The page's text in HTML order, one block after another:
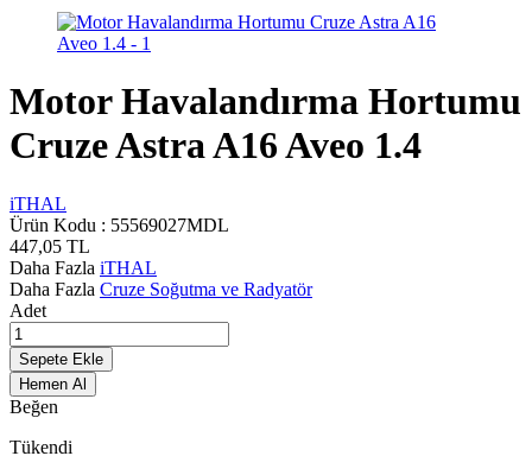
Motor Havalandırma Hortumu
Cruze Astra A16 Aveo 1.4
iTHAL
Ürün Kodu : 55569027MDL
447,05 TL
Daha Fazla iTHAL
Daha Fazla Cruze Soğutma ve Radyatör
Adet
Sepete Ekle
Hemen Al
Beğen
Tükendi